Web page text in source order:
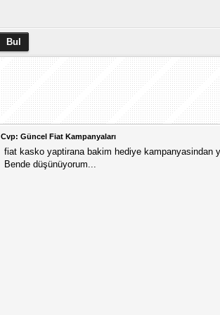
Cvp: Güncel Fiat Kampanyaları
fiat kasko yaptirana bakim hediye kampanyasindan
Bende düşünüyorum...